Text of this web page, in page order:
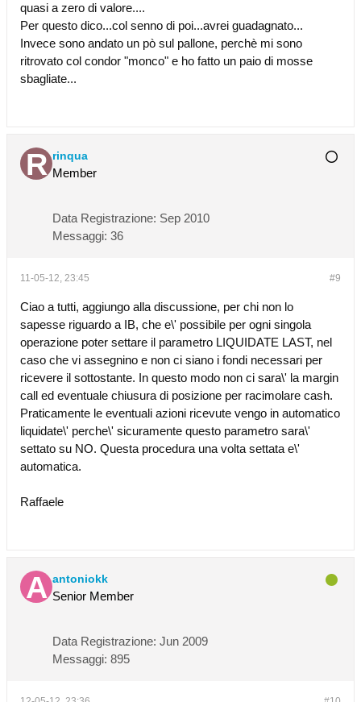
quasi a zero di valore....
Per questo dico...col senno di poi...avrei guadagnato...
Invece sono andato un pò sul pallone, perchè mi sono
ritrovato col condor "monco" e ho fatto un paio di mosse
sbagliate...
rinqua
Member
Data Registrazione: Sep 2010
Messaggi: 36
#9
11-05-12, 23:45
Ciao a tutti, aggiungo alla discussione, per chi non lo
sapesse riguardo a IB, che e\' possibile per ogni singola
operazione poter settare il parametro LIQUIDATE LAST, nel
caso che vi assegnino e non ci siano i fondi necessari per
ricevere il sottostante. In questo modo non ci sara\' la margin
call ed eventuale chiusura di posizione per racimolare cash.
Praticamente le eventuali azioni ricevute vengo in automatico
liquidate\' perche\' sicuramente questo parametro sara\'
settato su NO. Questa procedura una volta settata e\'
automatica.
Raffaele
antoniokk
Senior Member
Data Registrazione: Jun 2009
Messaggi: 895